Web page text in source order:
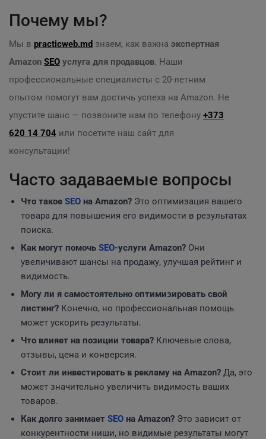
Почему мы?
Мы в practicweb.md знаем, как важна экспертная
Amazon SEO услуга для продавцов. Наши
профессиональные специалисты с 20-летним
опытом помогут вам достичь успеха на Amazon. Не
упустите шанс — позвоните нам по телефону +373
620 14 704 или посетите наш сайт для
консультации!
Часто задаваемые вопросы
Что такое SEO на Amazon? Это оптимизация вашего
товара для повышения его видимости в результатах
поиска.
Как могут помочь SEO-услуги Amazon? Они
увеличивают шансы на продажу, улучшая рейтинг и
видимость.
Могу ли я самостоятельно оптимизировать свой
листинг? Конечно, но профессиональная помощь
может ускорить результаты.
Что влияет на позиции товара? Ключевые слова,
отзывы, цена и конверсия.
Стоит ли инвестировать в рекламу на Amazon? Да, это
может значительно увеличить видимость ваших
товаров.
Как долго занимает SEO на Amazon? Это зависит от
конкурентности ниши, но видимые результаты могут